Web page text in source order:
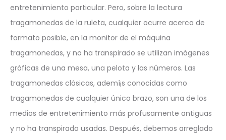
entretenimiento particular. Pero, sobre la lectura
tragamonedas de la ruleta, cualquier ocurre acerca de
formato posible, en la monitor de el máquina
tragamonedas, y no ha transpirado se utilizan imágenes
gráficas de una mesa, una pelota y las números. Las
tragamonedas clásicas, ademí¡s conocidas como
tragamonedas de cualquier único brazo, son una de los
medios de entretenimiento más profusamente antiguas
y no ha transpirado usadas. Después, debemos arreglado